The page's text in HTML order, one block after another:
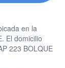
en la
El domicilio
223 BOLQUE